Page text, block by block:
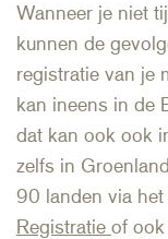
Wanneer je niet
kunnen de
registratie van je
kan ineens in de
dat kan ook ook
zelfs in
90 landen via
Registratie of